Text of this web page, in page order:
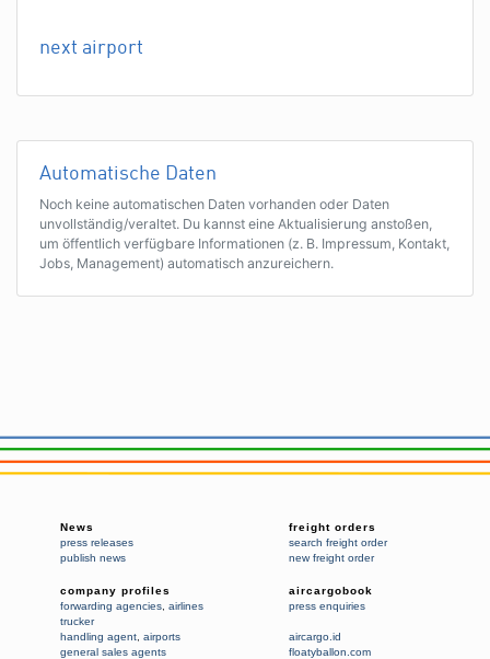
next airport
Automatische Daten
Noch keine automatischen Daten vorhanden oder Daten
unvollständig/veraltet. Du kannst eine Aktualisierung anstoßen,
um öffentlich verfügbare Informationen (z. B. Impressum, Kontakt,
Jobs, Management) automatisch anzureichern.
News
press releases
publish news
freight orders
search freight order
new freight order
company profiles
forwarding agencies airlines
trucker
handling agent airports
general sales agents
aircargobook
press enquiries
aircargo.id
floatyballon.com